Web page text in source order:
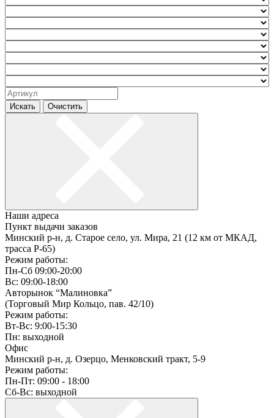
Искать Очистить
Наши адреса
Пункт выдачи заказов
Минский р-н, д. Старое село, ул. Мира, 21 (12 км от МКАД,
трасса P-65)
Режим работы:
Пн-Сб 09:00-20:00
Вс: 09:00-18:00
Авторынок “Малиновка”
(Торговый Мир Кольцо, пав. 42/10)
Режим работы:
Вт-Вс: 9:00-15:30
Пн: выходной
Офис
Минский р-н, д. Озерцо, Менковский тракт, 5-9
Режим работы:
Пн-Пт: 09:00 - 18:00
Сб-Вс: выходной